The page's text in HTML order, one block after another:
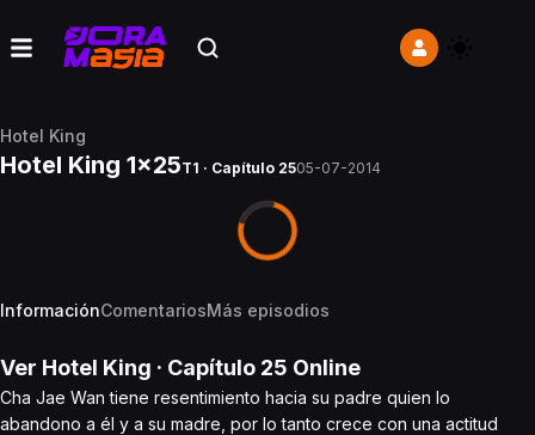
Hotel King
Hotel King 1x25T1 · Capítulo 2505-07-2014
InformaciónComentariosMás episodios
Ver Hotel King · Capítulo 25 Online
Cha Jae Wan tiene resentimiento hacia su padre quien lo
abandono a él y a su madre, por lo tanto crece con una actitud